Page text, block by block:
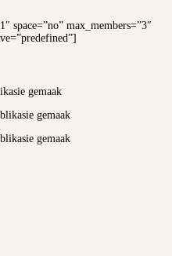
space=”no” max_members=”3″
gemaak
gemaak
gemaak